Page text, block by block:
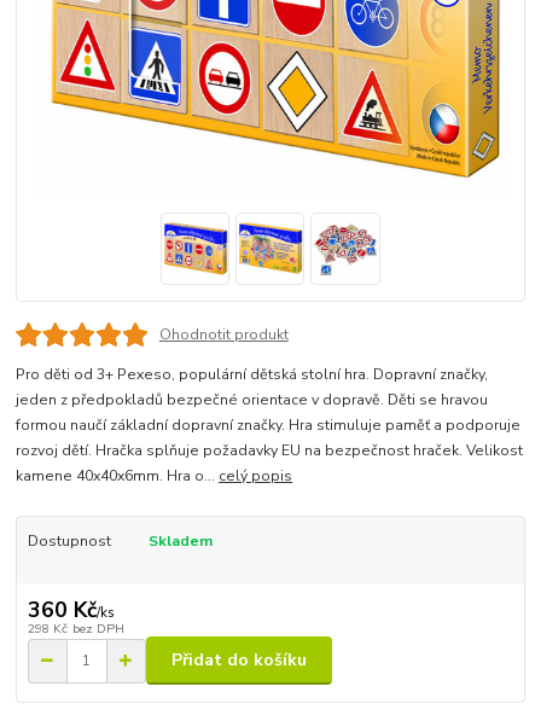
Ohodnotit produkt
Pro děti od 3+ Pexeso, populární dětská stolní hra. Dopravní značky,
jeden z předpokladů bezpečné orientace v dopravě. Děti se hravou
formou naučí základní dopravní značky. Hra stimuluje paměť a podporuje
rozvoj dětí. Hračka splňuje požadavky EU na bezpečnost hraček. Velikost
kamene 40x40x6mm. Hra o... celý popis
Dostupnost Skladem
360 Kč/ks
298 Kč bez DPH
Přidat do košíku